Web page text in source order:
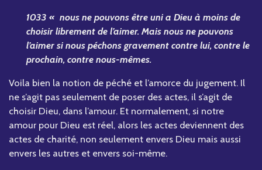
1033 « nous ne pouvons être uni a Dieu à moins de
choisir librement de l’aimer. Mais nous ne pouvons
l’aimer si nous péchons gravement contre lui, contre le
prochain, contre nous-mêmes.
Voila bien la notion de péché et l’amorce du jugement. Il
ne s’agit pas seulement de poser des actes, il s’agit de
choisir Dieu, dans l’amour. Et normalement, si notre
amour pour Dieu est réel, alors les actes deviennent des
actes de charité, non seulement envers Dieu mais aussi
envers les autres et envers soi-même.